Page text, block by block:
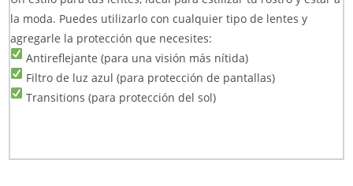
la moda. Puedes utilizarlo con cualquier tipo de lentes y
agregarle la protección que necesites:
Antireflejante (para una visión más nítida)
Filtro de luz azul (para protección de pantallas)
Transitions (para protección del sol)